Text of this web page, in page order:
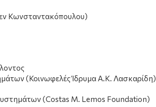
Κωνσταντακόπουλου)
(Κοινωφελές Ίδρυμα Α.Κ. Λασκαρίδη)
(Costas M. Lemos Foundation)